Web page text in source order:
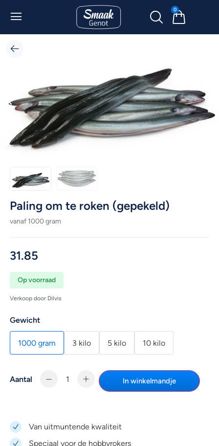
0
Paling om te roken (gepekeld)
vanaf 1000 gram
31.85
Op voorraad
Verkoop door Dilvis
Gewicht
1000 gram 3 kilo 5 kilo 10 kilo
Aantal In winkelmandje
Van uitmuntende kwaliteit
Speciaal voor de hobbyrokers